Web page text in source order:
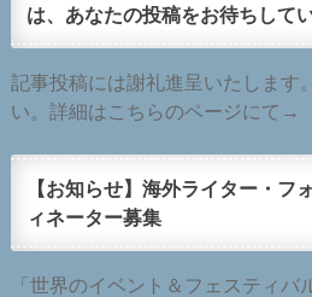
は、あなたの投稿をお待ちして
記事投稿には謝礼進呈いたします
い。詳細はこちらのページにて→
【お知らせ】海外ライター・フ
ィネーター募集
「世界のイベント＆フェスティバ